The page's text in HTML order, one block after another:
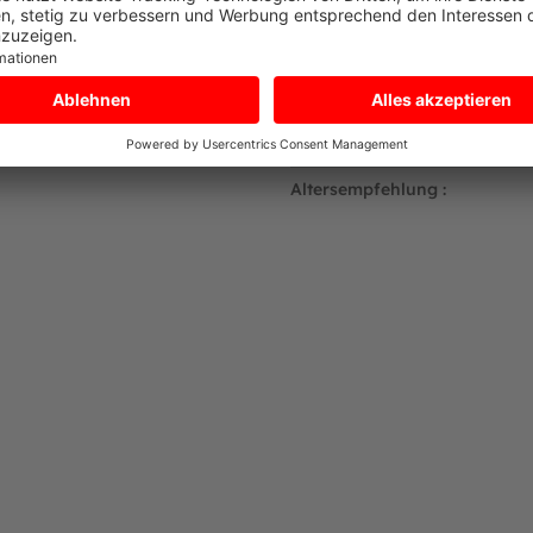
schwarzen Bezug, welcher mit einer Füllung dickem
des Sicherheitsnetzes an den Beinen des Trampolins
etwa eine halbe Stunde. Zwei Personen mit Spaten benötigen -
achte darauf, dass der tiefste Punkt 75 cm unter der
❌ BERG Springkomfort:
Lieferung per:
Altersempfehlung :